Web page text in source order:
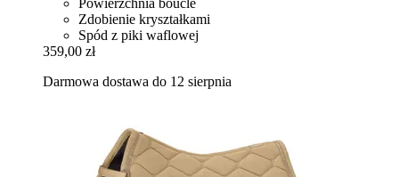
Powierzchnia bouclé
Zdobienie kryształkami
Spód z piki waflowej
359,00 zł
Darmowa dostawa do 12 sierpnia